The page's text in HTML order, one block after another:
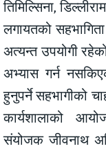
तिमिल्सिना,
लगायतको
अत्यन्त उपयोगी
अभ्यास गर्न
हुनुपर्ने सहभागीको
कार्यशालाको
संयोजक जीवनाथ